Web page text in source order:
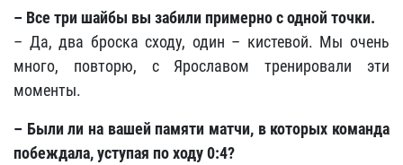
– Все три шайбы вы забили примерно с одной точки.
– Да, два броска сходу, один – кистевой. Мы очень
много, повторю, с Ярославом тренировали эти
моменты.
– Были ли на вашей памяти матчи, в которых команда
побеждала, уступая по ходу 0:4?